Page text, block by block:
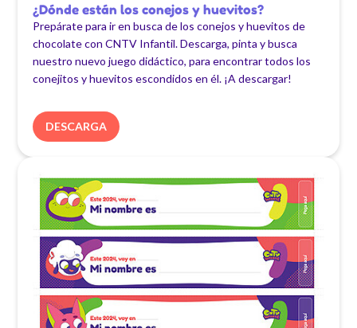
¿Dónde están los conejos y huevitos?
Prepárate para ir en busca de los conejos y huevitos de
chocolate con CNTV Infantil. Descarga, pinta y busca
nuestro nuevo juego didáctico, para encontrar todos los
conejitos y huevitos escondidos en él. ¡A descargar!
DESCARGA